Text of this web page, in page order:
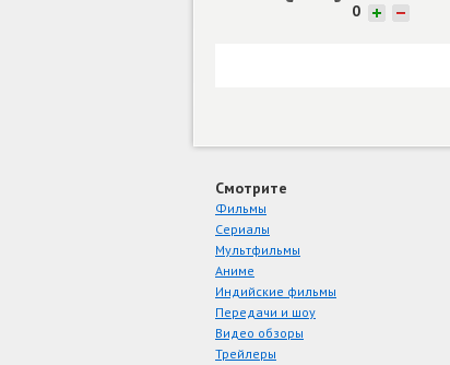
0 + −
Смотрите
Фильмы
Сериалы
Мультфильмы
Аниме
Индийские фильмы
Передачи и шоу
Видео обзоры
Трейлеры